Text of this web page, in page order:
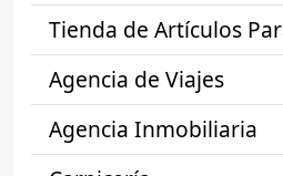
Tienda de Artículos
Agencia de Viajes
Agencia Inmobiliaria